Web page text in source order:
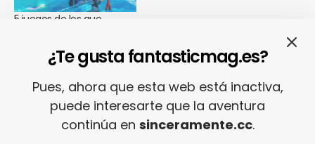
5 juegos de los que
SHARE TWEET
¿Te gusta fantasticmag.es?
Pues, ahora que esta web está inactiva,
puede interesarte que la aventura
continúa en sinceramente.cc.